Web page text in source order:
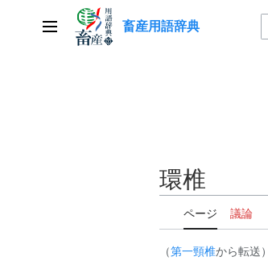
メインメニュー
畜産用語辞典
環椎
ページ 議論
（第一頸椎から転送）